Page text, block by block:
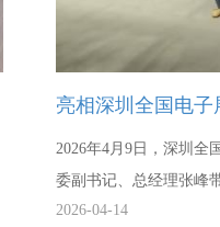
2026年4月9日，深圳全
委副书记、总经理张峰
情、专业素养展现出了
2026-04-14